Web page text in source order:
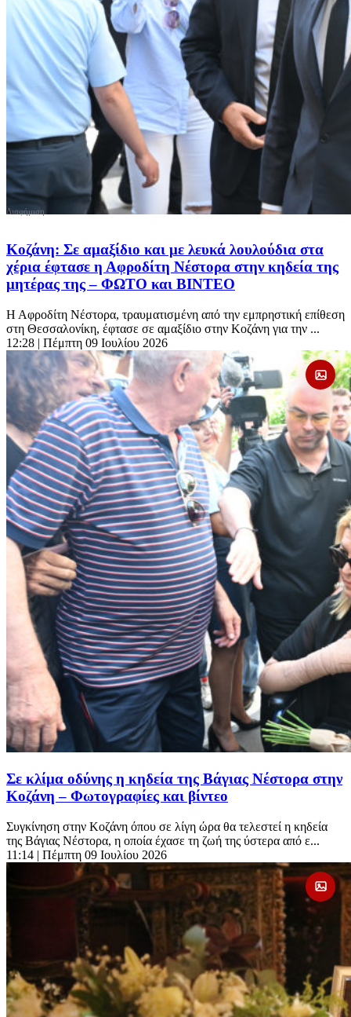
Κοζάνη: Σε αμαξίδιο και με λευκά λουλούδια στα
χέρια έφτασε η Αφροδίτη Νέστορα στην κηδεία της
μητέρας της – ΦΩΤΟ και ΒΙΝΤΕΟ
Η Αφροδίτη Νέστορα, τραυματισμένη από την εμπρηστική επίθεση
στη Θεσσαλονίκη, έφτασε σε αμαξίδιο στην Κοζάνη για την ...
12:28 | Πέμπτη 09 Ιουλίου 2026
Σε κλίμα οδύνης η κηδεία της Βάγιας Νέστορα στην
Κοζάνη – Φωτογραφίες και βίντεο
Συγκίνηση στην Κοζάνη όπου σε λίγη ώρα θα τελεστεί η κηδεία
της Βάγιας Νέστορα, η οποία έχασε τη ζωή της ύστερα από ε...
11:14 | Πέμπτη 09 Ιουλίου 2026